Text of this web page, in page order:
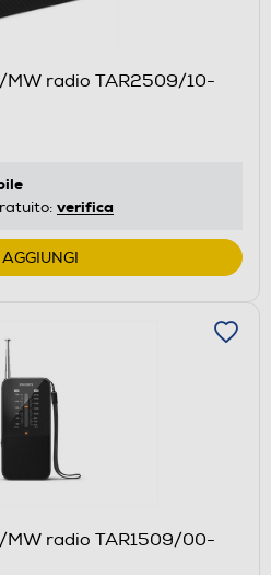
MW radio TAR2509/10-
verifica
AGGIUNGI
MW radio TAR1509/00-